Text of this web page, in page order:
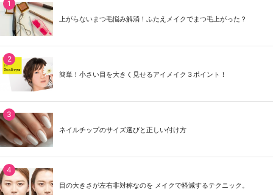
上がらないまつ毛悩み解消！ふたえメイクでまつ毛上がった？
簡単！小さい目を大きく見せるアイメイク３ポイント！
ネイルチップのサイズ選びと正しい付け方
目の大きさが左右非対称なのを メイクで軽減するテクニック。